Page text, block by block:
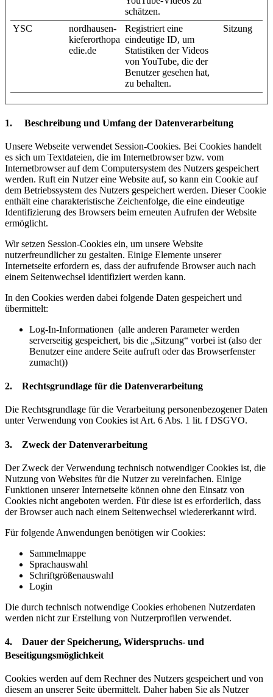
schätzen.
YSC
nordhausen-
kieferorthopa
edie.de
Registriert eine
eindeutige ID, um
Statistiken der Videos
von YouTube, die der
Benutzer gesehen hat,
zu behalten.
Sitzung
1. Beschreibung und Umfang der Datenverarbeitung
Unsere Webseite verwendet Session-Cookies. Bei Cookies handelt
es sich um Textdateien, die im Internetbrowser bzw. vom
Internetbrowser auf dem Computersystem des Nutzers gespeichert
werden. Ruft ein Nutzer eine Website auf, so kann ein Cookie auf
dem Betriebssystem des Nutzers gespeichert werden. Dieser Cookie
enthält eine charakteristische Zeichenfolge, die eine eindeutige
Identifizierung des Browsers beim erneuten Aufrufen der Website
ermöglicht.
Wir setzen Session-Cookies ein, um unsere Website
nutzerfreundlicher zu gestalten. Einige Elemente unserer
Internetseite erfordern es, dass der aufrufende Browser auch nach
einem Seitenwechsel identifiziert werden kann.
In den Cookies werden dabei folgende Daten gespeichert und
übermittelt:
Log-In-Informationen (alle anderen Parameter werden
serverseitig gespeichert, bis die „Sitzung“ vorbei ist (also der
Benutzer eine andere Seite aufruft oder das Browserfenster
zumacht))
2. Rechtsgrundlage für die Datenverarbeitung
Die Rechtsgrundlage für die Verarbeitung personenbezogener Daten
unter Verwendung von Cookies ist Art. 6 Abs. 1 lit. f DSGVO.
3. Zweck der Datenverarbeitung
Der Zweck der Verwendung technisch notwendiger Cookies ist, die
Nutzung von Websites für die Nutzer zu vereinfachen. Einige
Funktionen unserer Internetseite können ohne den Einsatz von
Cookies nicht angeboten werden. Für diese ist es erforderlich, dass
der Browser auch nach einem Seitenwechsel wiedererkannt wird.
Für folgende Anwendungen benötigen wir Cookies:
Sammelmappe
Sprachauswahl
Schriftgrößenauswahl
Login
Die durch technisch notwendige Cookies erhobenen Nutzerdaten
werden nicht zur Erstellung von Nutzerprofilen verwendet.
4. Dauer der Speicherung, Widerspruchs- und
Beseitigungsmöglichkeit
Cookies werden auf dem Rechner des Nutzers gespeichert und von
diesem an unserer Seite übermittelt. Daher haben Sie als Nutzer